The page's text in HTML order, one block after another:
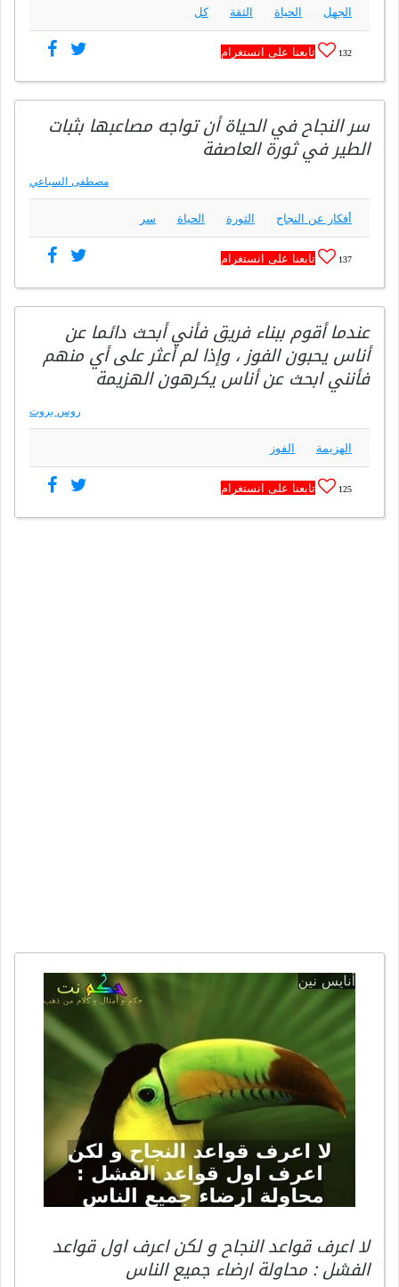
الجهل الحياة الثقة كل
132 تابعنا على انستغرام
سر النجاح في الحياة أن تواجه مصاعبها بثبات
الطير في ثورة العاصفة
مصطفى السباعي
أفكار عن النجاح الثورة الحياة سر
137 تابعنا على انستغرام
عندما أقوم ببناء فريق فأني أبحث دائما عن
أناس يحبون الفوز ، وإذا لم أعثر على أي منهم
فأنني ابحث عن أناس يكرهون الهزيمة
روس بروت
الهزيمة الفوز
125 تابعنا على انستغرام
لا اعرف قواعد النجاح و لكن اعرف اول قواعد
الفشل : محاولة ارضاء جميع الناس